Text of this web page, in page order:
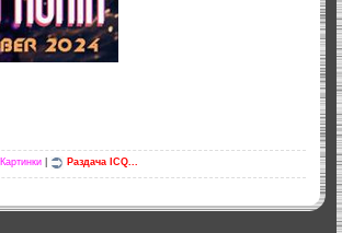
Картинки Раздача ICQ...